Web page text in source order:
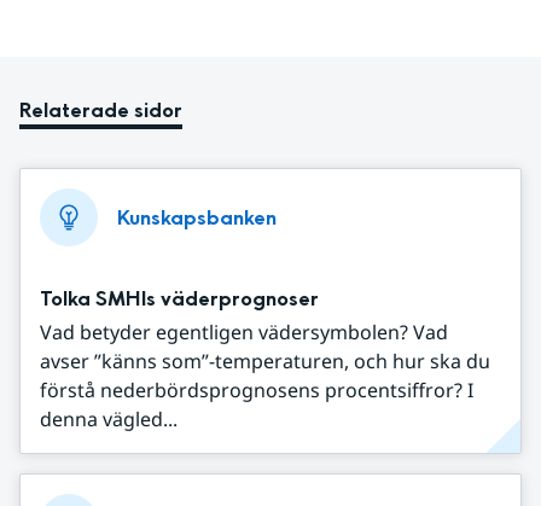
Relaterade sidor
Kunskapsbanken
Tolka SMHIs väderprognoser
Vad betyder egentligen vädersymbolen? Vad
avser ”känns som”-temperaturen, och hur ska du
förstå nederbördsprognosens procentsiffror? I
denna vägled...